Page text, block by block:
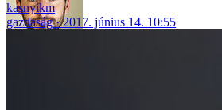
kasnyikm
gazdaság
2017. június 14. 10:55